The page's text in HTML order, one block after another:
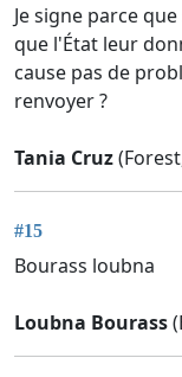
Je signe parce
que l'État leur
cause pas de
renvoyer ?
Tania Cruz
#15
Bourass loubna
Loubna Bourass